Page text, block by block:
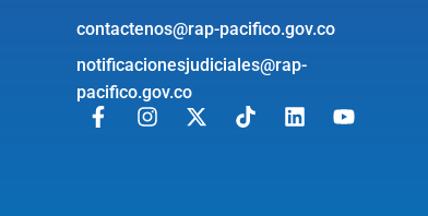
contactenos@rap-pacifico.gov.co
notificacionesjudiciales@rap-
pacifico.gov.co